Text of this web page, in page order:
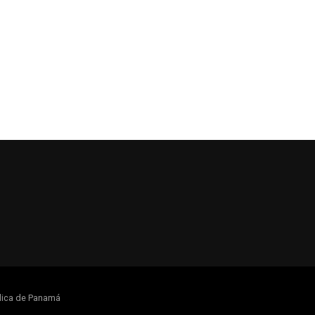
de Panamá